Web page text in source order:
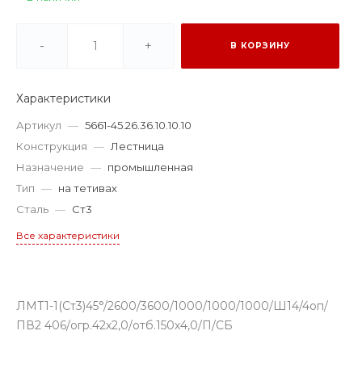
- + В КОРЗИНУ
Характеристики
Артикул — 5661-45.26.36.10.10.10
Конструкция — Лестница
Назначение — промышленная
Тип — на тетивах
Сталь — Ст3
Все характеристики
ЛМТ1-1(Ст3)45°/2600/3600/1000/1000/1000/Ш14/4оп/
ПВ2 406/огр.42х2,0/отб.150х4,0/П/СБ